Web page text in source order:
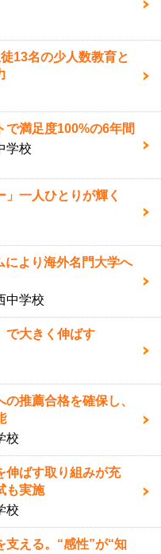
13名の少人数教育と
で満足度100%の6年間
学校
」一人ひとりが輝く
により海外名門大学へ
中学校
で大きく伸ばす
推薦合格を確保し、
校
伸ばす取り組みが充
も実施
校
支える。“感性”が“知